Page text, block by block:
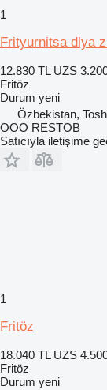
1
Frityurnitsa dlya
12.830 TL UZS
Fritöz
Durum yeni
Özbekistan,
OOO RESTOB
Satıcıyla iletişime
1
Fritöz
18.040 TL UZS
Fritöz
Durum yeni